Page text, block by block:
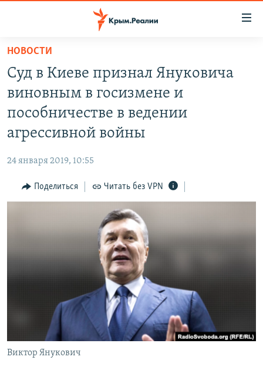
Вернуться
основному
содержанию
Вернутся
главной
Вернутся
поиску
СПЕЦПРОЕКТЫ
ГРУЗ 200
КАРТА ВОЕННЫХ ОБЪЕКТОВ КРЫМА
ИНТЕРАКТИВ
ИНФОГРАФИКА
ТЕЛЕПРОЕКТ КРЫМ.РЕАЛИИ
СОВЕТЫ ПРАВОЗАЩИТНИКОВ
ПРОПАВШИЕ БЕЗ ВЕСТИ
ПОБЕДИТЕЛЕЙ НЕ СУДЯТ?
КРЫМ.НЕПОКОРЕННЫЙ
УКРАИНСКАЯ ПРОБЛЕМА КРЫМА
РАДІО СВОБОДА
КАК ОБОЙТИ БЛОКИРОВКУ
Все сайты RFE/RL
НОВОСТИ
Суд в Киеве признал Януковича
виновным в госизмене и
пособничестве в ведении
агрессивной войны
24 января 2019, 10:55
Поделиться Читать без VPN
Виктор Янукович